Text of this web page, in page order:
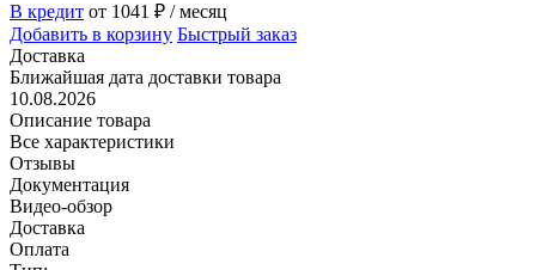
В кредит от 1041 ₽ / месяц
Добавить в корзину Быстрый заказ
Доставка
Ближайшая дата доставки товара
10.08.2026
Описание товара
Все характеристики
Отзывы
Документация
Видео-обзор
Доставка
Оплата